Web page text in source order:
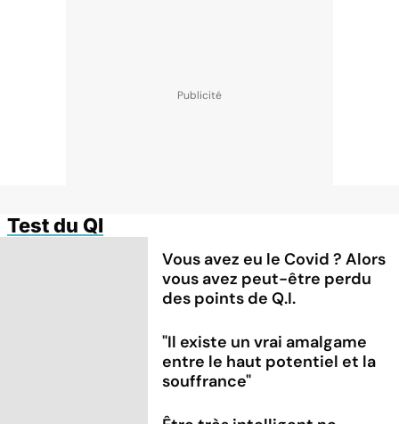
Test du QI
Vous avez eu le Covid ? Alors
vous avez peut-être perdu
des points de Q.I.
"Il existe un vrai amalgame
entre le haut potentiel et la
souffrance"